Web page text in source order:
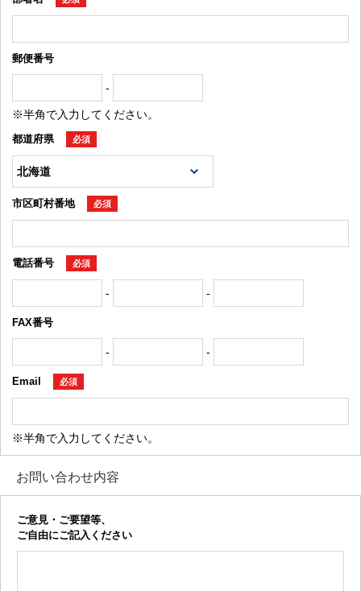
郵便番号
-
※半角で入力してください。
都道府県 必須
市区町村番地 必須
電話番号 必須
- -
FAX番号
- -
Email 必須
※半角で入力してください。
お問い合わせ内容
ご意見・ご要望等、
ご自由にご記入ください